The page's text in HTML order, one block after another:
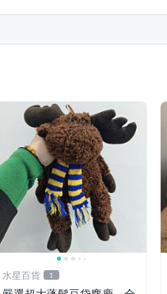
水星百貨 1